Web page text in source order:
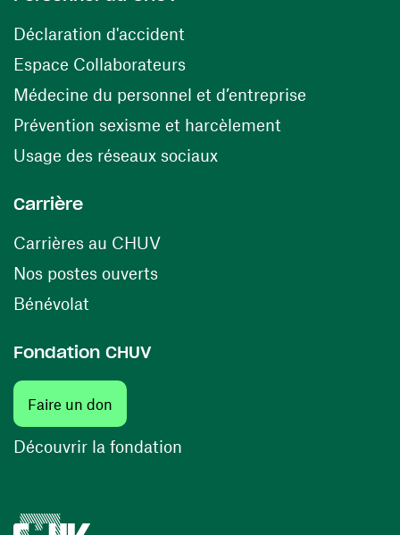
Déclaration d'accident
Espace Collaborateurs(ouvre une nouvelle fenêtre)
Médecine du personnel et d’entreprise
Prévention sexisme et harcèlement
Usage des réseaux sociaux(ouvre une nouvelle
Carrière
Carrières au CHUV(ouvre une nouvelle fenêtre)
Nos postes ouverts(ouvre une nouvelle fenêtre)
Bénévolat
Fondation CHUV
Faire un don
Découvrir la fondation